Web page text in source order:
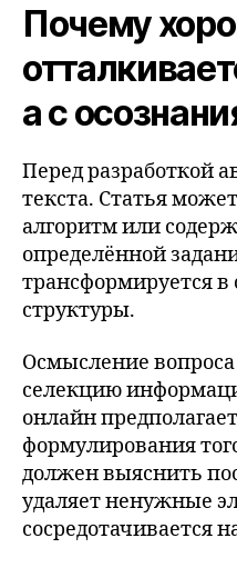
Почему
а с
Перед разработкой
текста. Статья
алгоритм или
определённой
трансформируется в
структуры.
Осмысление
селекцию
онлайн
формулирования
должен выяснить
удаляет ненужные
сосредотачивается